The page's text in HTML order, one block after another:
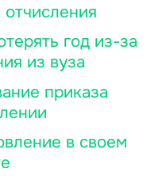
год из-за
из вуза
приказа
в своем